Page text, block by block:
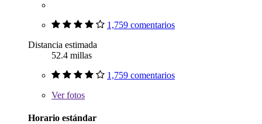
1,759 comentarios
Distancia estimada
52.4 millas
1,759 comentarios
Verfotos
Horario estándar